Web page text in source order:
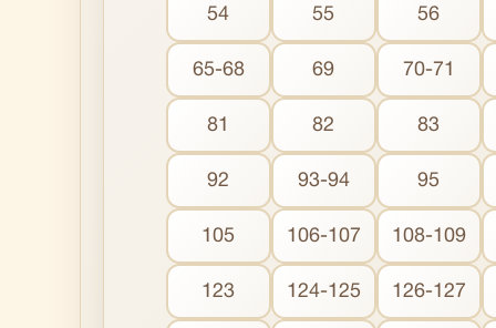
54 55 56
65-68 69 70-71
81 82 83
92 93-94 95
105 106-107 108-109
123 124-125 126-127